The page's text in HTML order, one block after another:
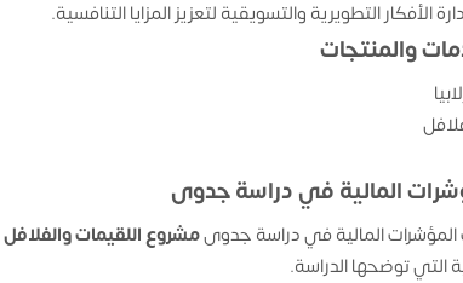
الأفكار التطويرية والتسويقية لتعزيز المزايا التنافسية.
والمنتجات
المالية في دراسة جدوى
المالية في دراسة جدوىمشروعاللقيمات والفلافل
التي توضحها الدراسة.